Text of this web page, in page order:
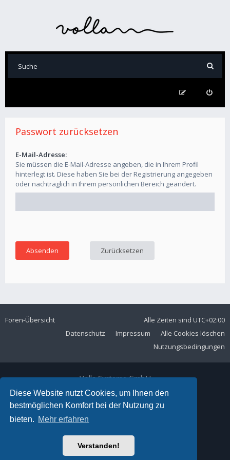
Diese Website nutzt Cookies, um Ihnen den
bestmöglichen Komfort bei der Nutzung zu
bieten. Mehr erfahren
Verstanden!
Passwort zurücksetzen
E-Mail-Adresse:
Sie müssen die E-Mail-Adresse angeben, die in Ihrem Profil
hinterlegt ist. Diese haben Sie bei der Registrierung angegeben
oder nachträglich in Ihrem persönlichen Bereich geändert.
Foren-Übersicht Alle Zeiten sind UTC+02:00
Alle Cookies löschen
Impressum
Datenschutz
Nutzungsbedingungen
Volla Systeme GmbH
Kölner Straße 102
42897 Remscheid
Telefon:+49 2191 59897 61
E-Mail:
Ariki Theme by